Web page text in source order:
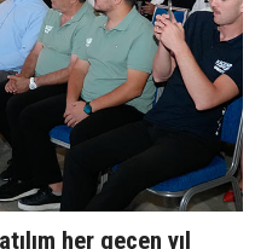
her geçen yıl